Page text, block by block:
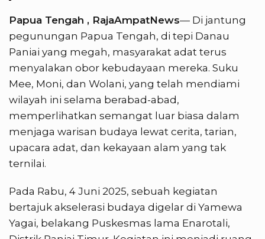
Papua Tengah , RajaAmpatNews— Di jantung
pegunungan Papua Tengah, di tepi Danau
Paniai yang megah, masyarakat adat terus
menyalakan obor kebudayaan mereka. Suku
Mee, Moni, dan Wolani, yang telah mendiami
wilayah ini selama berabad-abad,
memperlihatkan semangat luar biasa dalam
menjaga warisan budaya lewat cerita, tarian,
upacara adat, dan kekayaan alam yang tak
ternilai.
Pada Rabu, 4 Juni 2025, sebuah kegiatan
bertajuk akselerasi budaya digelar di Yamewa
Yagai, belakang Puskesmas lama Enarotali,